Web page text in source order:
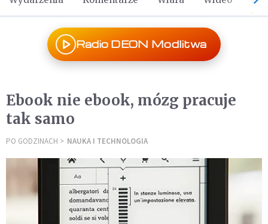
Radio DEON Modlitwa
Ebook nie ebook, mózg pracuje
tak samo
PO GODZINACH NAUKA I TECHNOLOGIA